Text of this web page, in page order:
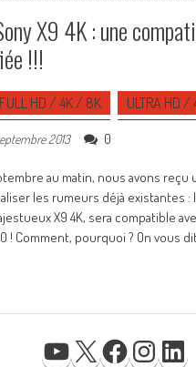
X9 4K : une
!!!
FULL HD / 4K / 8K ULTRA HD
2013 0
au matin, nous avons reçu
les rumeurs déjà existantes :
X9 4K, sera compatible
! Comment, pourquoi ? On vous
YOUTUBE